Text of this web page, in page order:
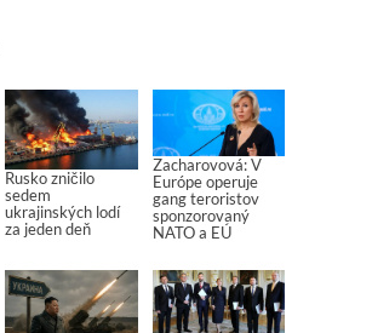
Rusko zničilo
sedem
ukrajinských lodí
za jeden deň
Zacharovová: V
Európe operuje
gang teroristov
sponzorovaný
NATO a EÚ